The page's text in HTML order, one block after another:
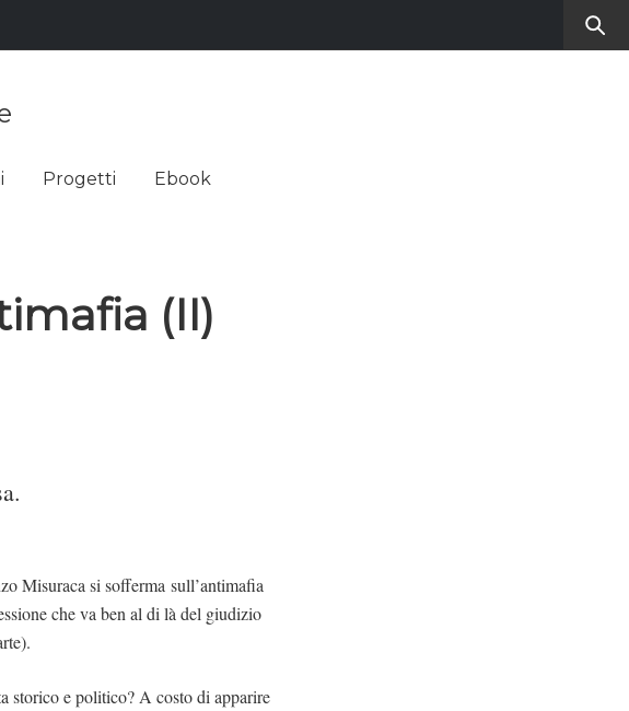
Progetti Ebook
(II)
Misuraca si sofferma sull’antimafia
che va ben al di là del giudizio
storico e politico? A costo di apparire